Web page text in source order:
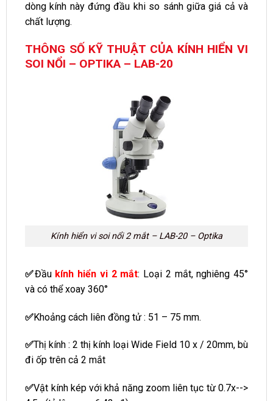
dòng kính này đứng đầu khi so sánh giữa giá cả và
chất lượng.
THÔNG SỐ KỸ THUẬT CỦA KÍNH HIỂN VI
SOI NỔI – OPTIKA – LAB-20
Kính hiển vi soi nổi 2 mắt – LAB-20 – Optika
✅Đầu kính hiển vi 2 mắt: Loại 2 mắt, nghiêng 45°
và có thể xoay 360°
✅Khoảng cách liên đồng tử : 51 – 75 mm.
✅Thị kính : 2 thị kính loại Wide Field 10 x / 20mm, bù
đi ốp trên cả 2 mắt
✅Vật kính kép với khả năng zoom liên tục từ 0.7x-->